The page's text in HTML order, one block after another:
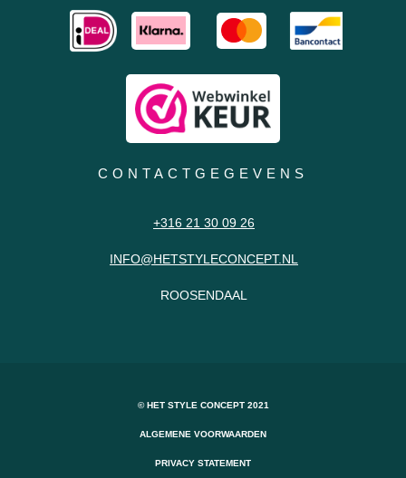
CONTACTGEGEVENS
+316 21 30 09 26
INFO@HETSTYLECONCEPT.NL
ROOSENDAAL
© HET STYLE CONCEPT 2021
ALGEMENE VOORWAARDEN
PRIVACY STATEMENT